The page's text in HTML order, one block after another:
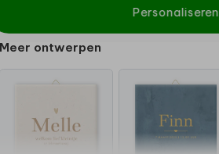
Personaliseren
Meer ontwerpen